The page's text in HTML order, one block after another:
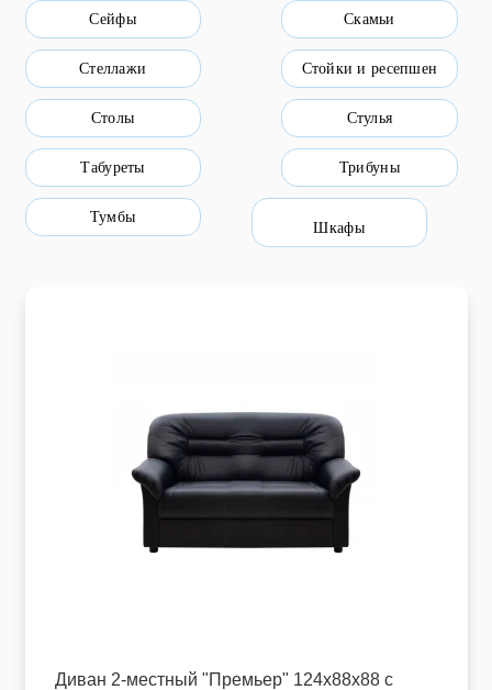
Спортивное оборудование и инвентарь
Фото, видео и аксессуары
Цифровые лаборатории
Сейфы Скамьи
Стеллажи Стойки и ресепшен
Столы Стулья
Табуреты Трибуны
Тумбы
Шкафы
Диван 2-местный "Премьер" 124х88х88 с